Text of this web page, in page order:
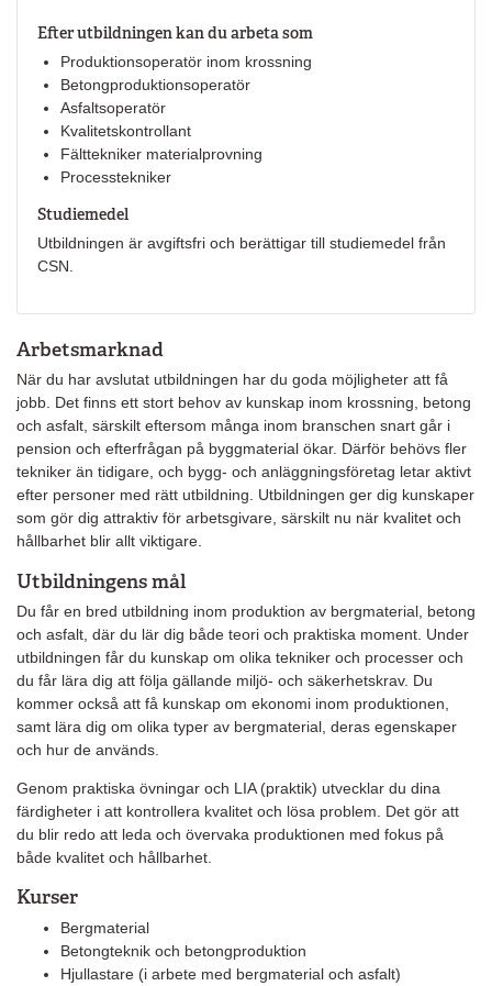
Efter utbildningen kan du arbeta som
Produktionsoperatör inom krossning
Betongproduktionsoperatör
Asfaltsoperatör
Kvalitetskontrollant
Fälttekniker materialprovning
Processtekniker
Studiemedel
Utbildningen är avgiftsfri och berättigar till studiemedel från
CSN.
Arbetsmarknad
När du har avslutat utbildningen har du goda möjligheter att få
jobb. Det finns ett stort behov av kunskap inom krossning, betong
och asfalt, särskilt eftersom många inom branschen snart går i
pension och efterfrågan på byggmaterial ökar. Därför behövs fler
tekniker än tidigare, och bygg- och anläggningsföretag letar aktivt
efter personer med rätt utbildning. Utbildningen ger dig kunskaper
som gör dig attraktiv för arbetsgivare, särskilt nu när kvalitet och
hållbarhet blir allt viktigare.
Utbildningens mål
Du får en bred utbildning inom produktion av bergmaterial, betong
och asfalt, där du lär dig både teori och praktiska moment. Under
utbildningen får du kunskap om olika tekniker och processer och
du får lära dig att följa gällande miljö- och säkerhetskrav. Du
kommer också att få kunskap om ekonomi inom produktionen,
samt lära dig om olika typer av bergmaterial, deras egenskaper
och hur de används.
Genom praktiska övningar och LIA (praktik) utvecklar du dina
färdigheter i att kontrollera kvalitet och lösa problem. Det gör att
du blir redo att leda och övervaka produktionen med fokus på
både kvalitet och hållbarhet.
Kurser
Bergmaterial
Betongteknik och betongproduktion
Hjullastare (i arbete med bergmaterial och asfalt)